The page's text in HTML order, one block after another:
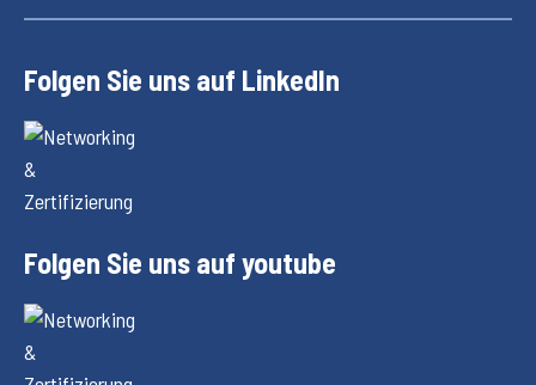
Folgen Sie uns auf LinkedIn
Folgen Sie uns auf youtube